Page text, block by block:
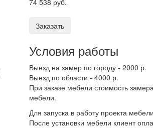
Заказать
Условия работы
Выезд на замер по городу - 2000 р.
Выезд по области - 4000 р.
При заказе мебели стоимость
мебели.
Для запуска в работу проекта
После установки мебели клиент